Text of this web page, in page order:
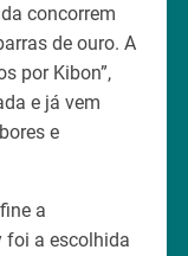
concorrem
de ouro. A
por Kibon”,
e já vem
e
a
foi a escolhida